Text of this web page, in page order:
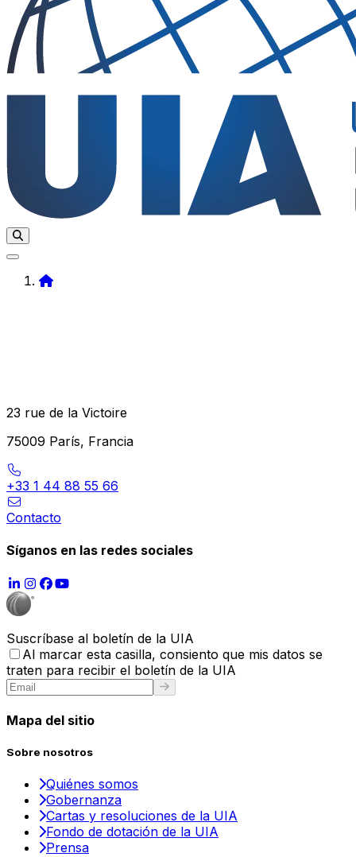
23 rue de la Victoire
75009 París, Francia
+33 1 44 88 55 66
Contacto
Síganos en las redes sociales
Suscríbase al boletín de la UIA
Al marcar esta casilla, consiento que mis datos se
traten para recibir el boletín de la UIA
Mapa del sitio
Sobre nosotros
Quiénes somos
Gobernanza
Cartas y resoluciones de la UIA
Fondo de dotación de la UIA
Prensa